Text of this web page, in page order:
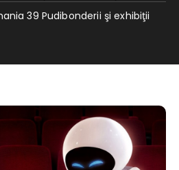
39 Pudibonderii şi exhibiţii